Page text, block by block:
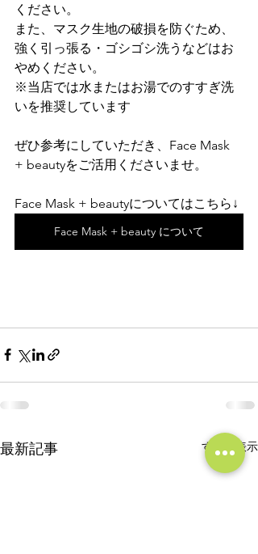
ください。
また、マスク生地の破損を防ぐため、
強く引っ張る・ゴシゴシ洗うなどはお
やめください。
※当店では水またはお湯でのすすぎ洗
いを推奨しています
ぜひ参考にしていただき、Face Mask
+ beautyをご活用くださいませ。
Face Mask + beautyについてはこちら↓
Face Mask + beauty について
最新記事 すべて表示